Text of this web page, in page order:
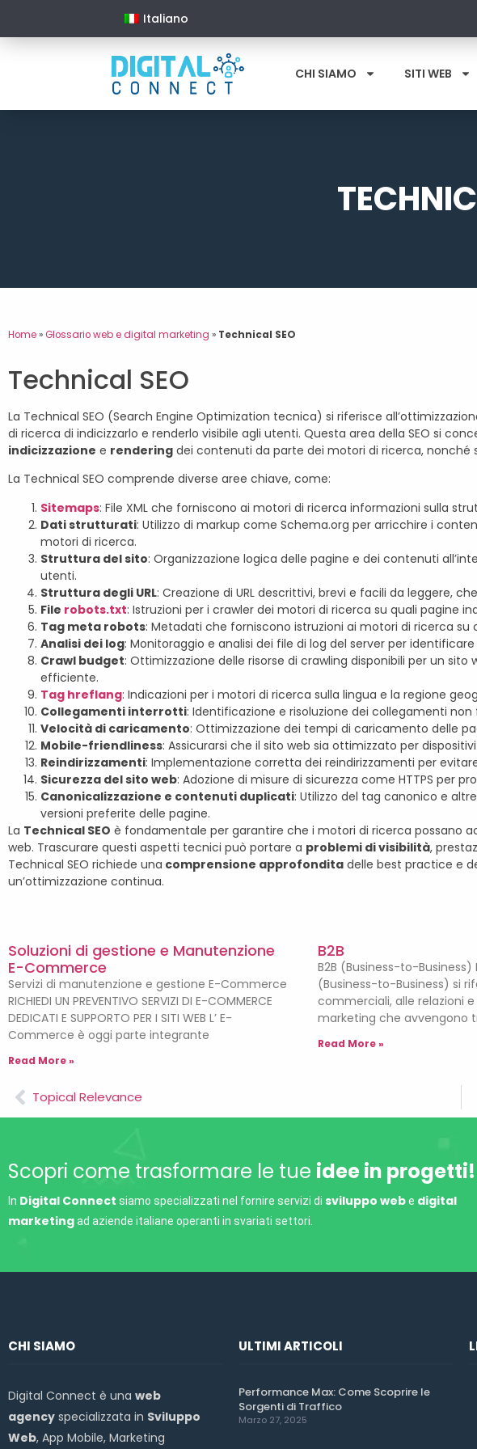
Italiano
CHI SIAMO SITI WEB
Home»Glossario web e digital marketing » Technical SEO
Technical SEO
La Technical SEO (Search Engine Optimization tecnica) si riferisce
di ricerca di indicizzarlo e renderlo visibile agli utenti. Questa area della SEO si
indicizzazione e rendering dei contenuti da parte dei motori di ricerca, nonché
La Technical SEO comprende diverse aree chiave, come:
Sitemaps: File XML che forniscono ai motori di ricerca informazioni sulla
Dati strutturati: Utilizzo di markup come Schema.org per arricchire i
motori di ricerca.
Struttura del sito: Organizzazione logica delle pagine e dei contenuti
utenti.
Struttura degli URL: Creazione di URL descrittivi, brevi e facili da leggere,
File robots.txt: Istruzioni per i crawler dei motori di ricerca su quali pagine
Tag meta robots: Metadati che forniscono istruzioni ai motori di ricerca su
Analisi dei log: Monitoraggio e analisi dei file di log del server per
Crawl budget: Ottimizzazione delle risorse di crawling disponibili per un
efficiente.
Tag hreflang: Indicazioni per i motori di ricerca sulla lingua e la regione
Collegamenti interrotti: Identificazione e risoluzione dei collegamenti
Velocità di caricamento: Ottimizzazione dei tempi di caricamento delle
Mobile-friendliness: Assicurarsi che il sito web sia ottimizzato per
Reindirizzamenti: Implementazione corretta dei reindirizzamenti per
Sicurezza del sito web: Adozione di misure di sicurezza come HTTPS per
Canonicalizzazione e contenuti duplicati: Utilizzo del tag canonico e
versioni preferite delle pagine.
La Technical SEO è fondamentale per garantire che i motori di ricerca possano
web. Trascurare questi aspetti tecnici può portare a problemi di visibilità,
Technical SEO richiede una comprensione approfondita delle best practice e
un’ottimizzazione continua.
Soluzioni di gestione e Manutenzione
E-Commerce
Servizi di manutenzione e gestione E-Commerce
RICHIEDI UN PREVENTIVO SERVIZI DI E-COMMERCE
DEDICATI E SUPPORTO PER I SITI WEB L’ E-
Commerce è oggi parte integrante
Read More »
B2B
B2B (Business-to-Business)
(Business-to-Business) si
commerciali, alle relazioni
marketing che avvengono
Read More »
Topical Relevance
Scopri come trasformare le tue idee in progetti!
In Digital Connect siamo specializzati nel fornire servizi di sviluppo webe digital
marketingad aziende italiane operanti in svariati settori.
CHI SIAMO
Digital Connect è una web
agency specializzata in Sviluppo
Web, App Mobile, Marketing
ULTIMI ARTICOLI
Performance Max: Come Scoprire le
Sorgenti di Traffico
Marzo 27, 2025